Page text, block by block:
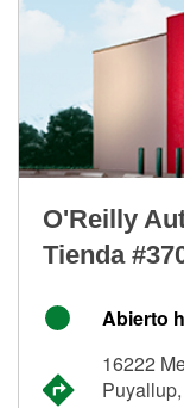
O'Reilly
Tienda
Abierto
16222